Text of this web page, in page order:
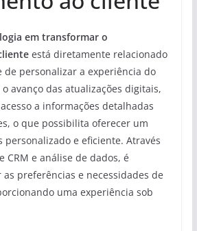
em transformar o
está diretamente relacionado
de personalizar a experiência do
avanço das atualizações digitais,
a informações detalhadas
o que possibilita oferecer um
e eficiente. Através
CRM e análise de dados, é
preferências e necessidades de
uma experiência sob